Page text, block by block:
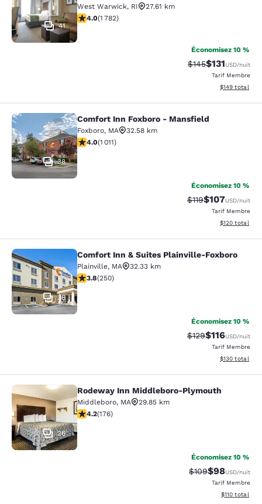
41
West Warwick, RI
27.61 km
3.97 étoiles. Bien. 1782 commentaires
4.0(1 782)
Économisez 10 %
Tarif barré :
$145Tarif réduit :
$131USD/nuit
Tarif Membre
Afficher les
$149 total
Comfort Inn Foxboro - Mansfield
38
Comfort Inn Foxboro - Mansfield
Foxboro, MA
32.58 km
3.99 étoiles. Bien. 1011 commentaires
4.0(1 011)
Économisez 10 %
Tarif barré :
$119Tarif réduit :
$107USD/nuit
Tarif Membre
Afficher les
$120 total
Comfort Inn & Suites Plainville-
38
Comfort Inn & Suites Plainville-Foxboro
Plainville, MA
32.33 km
3.82 étoiles. Bien. 250 commentaires
3.8(250)
Économisez 10 %
Tarif barré :
$129Tarif réduit :
$116USD/nuit
Tarif Membre
Afficher les
$130 total
Rodeway Inn Middleboro-Plymouth
26
Rodeway Inn Middleboro-Plymouth
Middleboro, MA
29.85 km
4.16 étoiles. Très Bien. 176 commentaires
4.2(176)
Économisez 10 %
Tarif barré :
$109Tarif réduit :
$98USD/nuit
Tarif Membre
Afficher les
$110 total